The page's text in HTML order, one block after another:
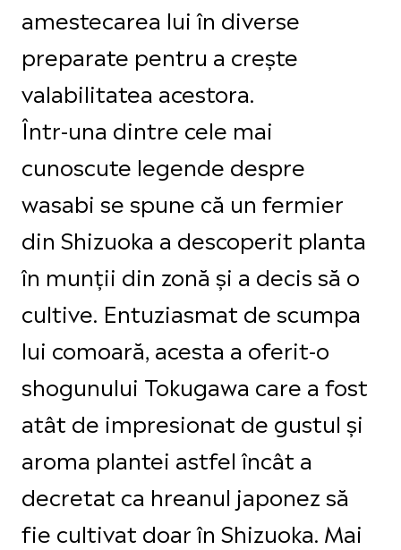
amestecarea lui în diverse
preparate pentru a crește
valabilitatea acestora.
Într-una dintre cele mai
cunoscute legende despre
wasabi se spune că un fermier
din Shizuoka a descoperit planta
în munții din zonă și a decis să o
cultive. Entuziasmat de scumpa
lui comoară, acesta a oferit-o
shogunului Tokugawa care a fost
atât de impresionat de gustul și
aroma plantei astfel încât a
decretat ca hreanul japonez să
fie cultivat doar în Shizuoka. Mai